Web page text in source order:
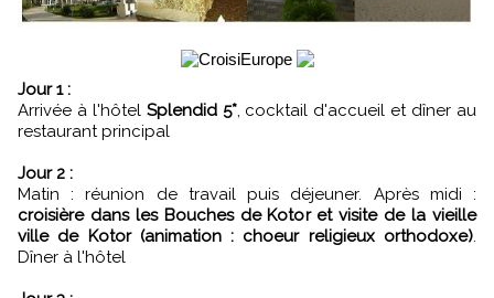
Jour 1 :
Arrivée à l'hôtel Splendid 5*, cocktail d'accueil et dîner au
restaurant principal
Jour 2 :
Matin : réunion de travail puis déjeuner. Après midi :
croisière dans les Bouches de Kotor et visite de la vieille
ville de Kotor (animation : choeur religieux orthodoxe).
Dîner à l'hôtel